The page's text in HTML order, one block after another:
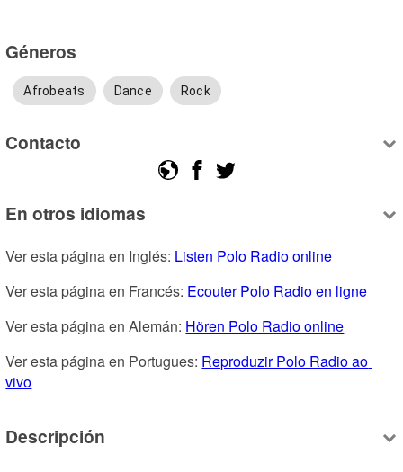
Géneros
Afrobeats Dance Rock
Contacto
En otros idiomas
Ver esta página en Inglés: Listen Polo Radio online
Ver esta página en Francés: Ecouter Polo Radio en ligne
Ver esta página en Alemán: Hören Polo Radio online
Ver esta página en Portugues: Reproduzir Polo Radio ao
vivo
Descripción